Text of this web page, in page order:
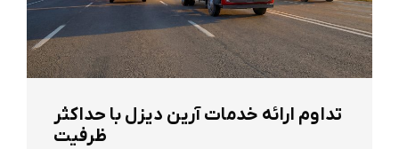
تداوم ارائه خدمات آرین دیزل با حداکثر
ظرفیت